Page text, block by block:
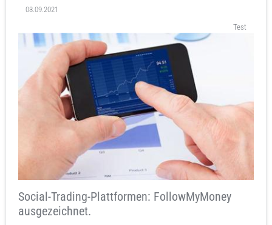
03.09.2021
Test
Social-Trading-Plattformen: FollowMyMoney
ausgezeichnet.